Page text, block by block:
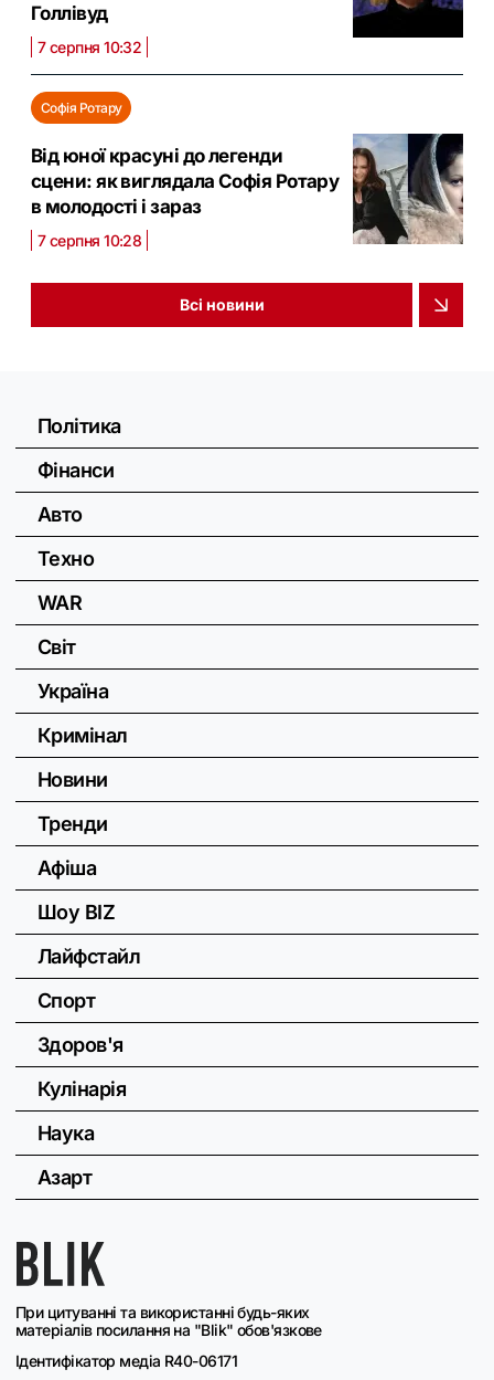
Голлівуд
7 серпня 10:32
Софія Ротару
Від юної красуні до легенди
сцени: як виглядала Софія Ротару
в молодості і зараз
7 серпня 10:28
Всі новини
При цитуванні та використанні будь-яких
матеріалів посилання на "Blik" обов'язкове
Ідентифікатор медіа R40-06171
Політика
Фінанси
Авто
Техно
WAR
Світ
Україна
Кримінал
Новини
Тренди
Афіша
Шоу BIZ
Лайфстайл
Спорт
Здоров'я
Кулінарія
Наука
Азарт